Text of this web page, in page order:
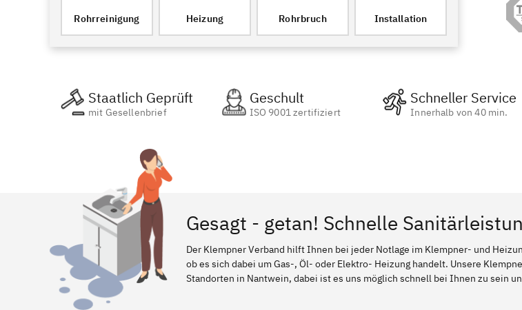
Rohrreinigung Heizung Rohrbruch Installation
Staatlich Geprüft
mit Gesellenbrief
Geschult
ISO 9001 zertifiziert
Schneller Service
Innerhalb von 40 min.
Gesagt - getan! Schnelle
Der Klempner Verband hilft Ihnen bei jeder Notlage im Klempner- und
ob es sich dabei um Gas-, Öl- oder Elektro- Heizung handelt. Unsere
Standorten in Nantwein, dabei ist es uns möglich schnell bei Ihnen zu sein